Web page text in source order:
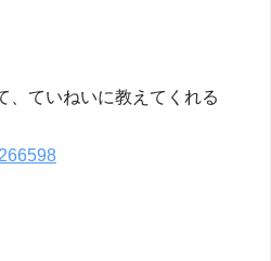
、ていねいに教えてくれる